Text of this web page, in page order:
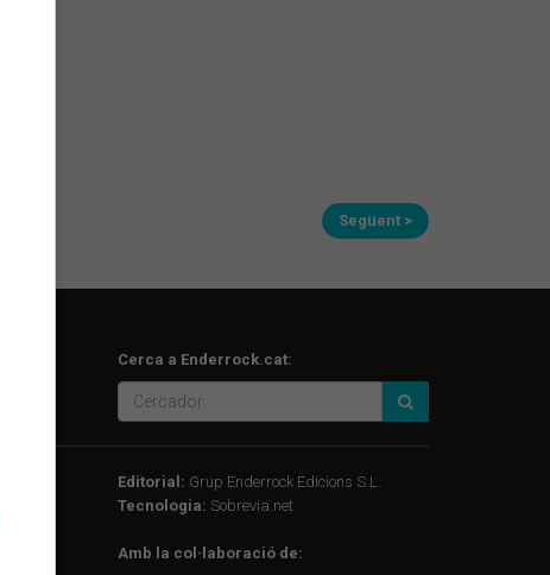
Següent >
Cerca a Enderrock.cat:
Editorial: Grup Enderrock Edicions S.L.
Tecnologia: Sobrevia.net
Amb la col·laboració de: